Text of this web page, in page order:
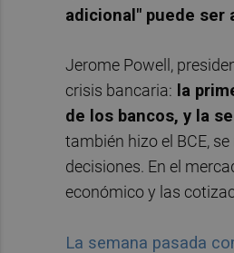
adicional" puede ser
Jerome Powell,
crisis bancaria: la
de los bancos, y la
también hizo el BCE,
decisiones. En el
económico y las
La semana pasada